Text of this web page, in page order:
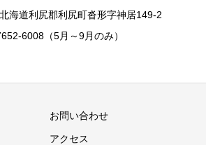
海道利尻郡利尻町沓形字神居149-2
6008（5月～9月のみ）
お問い合わせ
アクセス